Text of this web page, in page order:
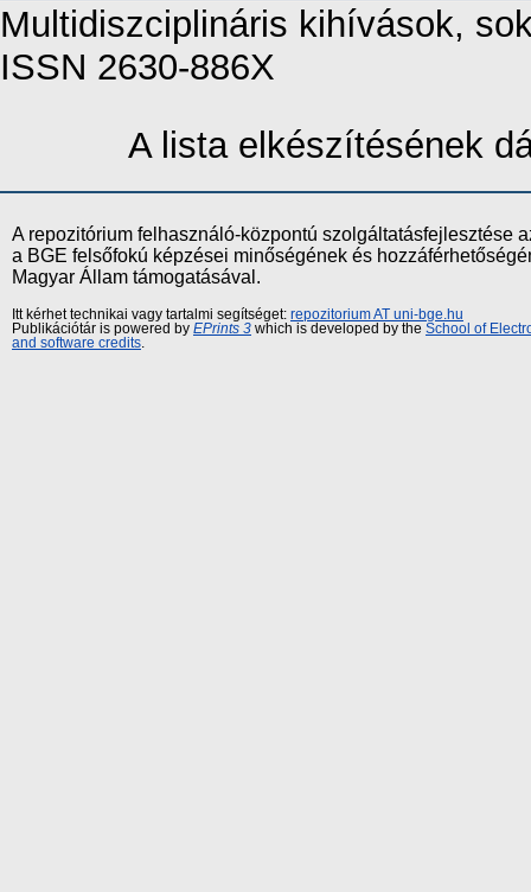
Multidiszciplináris kihívások,
ISSN 2630-886X
A lista elkészítésének
A repozitórium felhasználó-központú szolgáltatásfejlesztése
a BGE felsőfokú képzései minőségének és
Magyar Állam támogatásával.
Itt kérhet technikai vagy tartalmi segítséget: repozitorium AT uni-bge.hu
Publikációtár is powered by EPrints 3 which is developed by the School of
and software credits